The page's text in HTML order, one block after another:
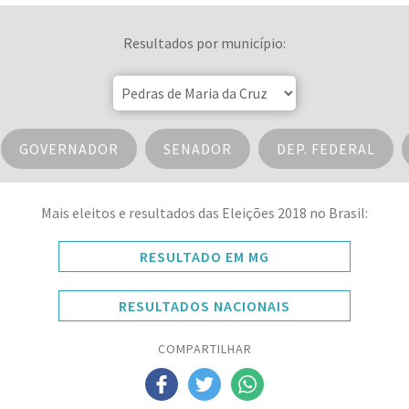
Resultados por município:
GOVERNADOR SENADOR DEP. FEDERAL
Mais eleitos e resultados das Eleições 2018 no Brasil:
RESULTADO EM MG
RESULTADOS NACIONAIS
COMPARTILHAR